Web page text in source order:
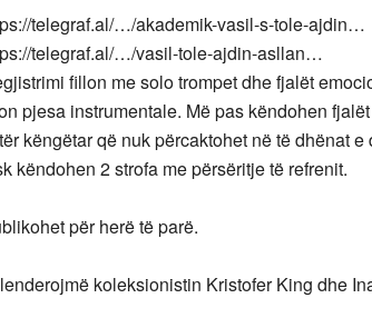
telegraf.al/…/akademik-vasil-s-tole-ajdin…
telegraf.al/…/vasil-tole-ajdin-asllan…
fillon me solo trompet dhe fjalët
pjesa instrumentale. Më pas këndohen
këngëtar që nuk përcaktohet në të dhënat
këndohen 2 strofa me përsëritje të refrenit.
për herë të parë.
koleksionistin Kristofer King dhe